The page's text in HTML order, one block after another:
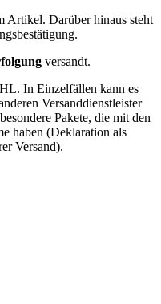
Artikel. Darüber hinaus steht
versandt.
In Einzelfällen kann es
Versanddienstleister
Pakete, die mit den
haben (Deklaration als
Versand).